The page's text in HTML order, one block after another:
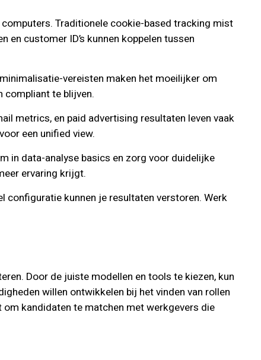
Traditionele cookie-based tracking mist
customer ID’s kunnen koppelen tussen
vereisten maken het moeilijker om
compliant te blijven.
metrics, en paid advertising resultaten leven vaak
een unified view.
in data-analyse basics en zorg voor duidelijke
ervaring krijgt.
kunnen je resultaten verstoren. Werk
Door de juiste modellen en tools te kiezen, kun
willen ontwikkelen bij het vinden van rollen
kandidaten te matchen met werkgevers die